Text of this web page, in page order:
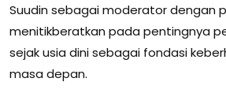
Suudin sebagai moderator dengan
menitikberatkan pada pentingnya
sejak usia dini sebagai fondasi
masa depan.